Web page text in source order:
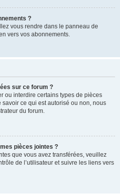
?
vous rendre dans le panneau de
vers vos abonnements.
sur ce forum ?
ou interdire certains types de pièces
savoir ce qui est autorisé ou non, nous
du forum.
pièces jointes ?
que vous avez transférées, veuillez
de l’utilisateur et suivre les liens vers